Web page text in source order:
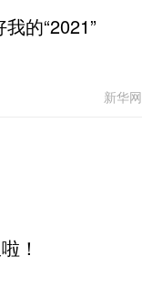
的“2021”
新华网
！